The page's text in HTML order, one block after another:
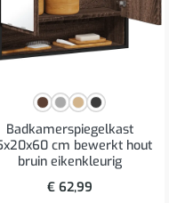
Badkamerspiegelkast
cm bewerkt hout
bruin eikenkleurig
€62,99